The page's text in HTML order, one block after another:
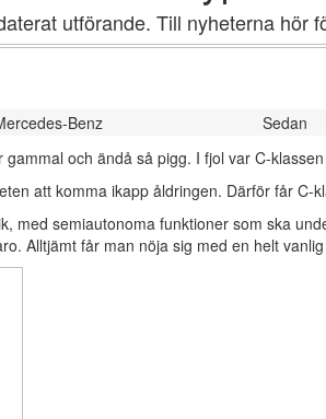
utförande. Till nyheterna hör
Benz
Sedan
gammal och ändå så pigg. I fjol var C-
att komma ikapp åldringen. Därför får
med semiautonoma funktioner som ska
Alltjämt får man nöja sig med en helt